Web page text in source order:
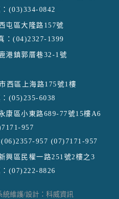
(03)334-0842
屯區大隆路157號
：(04)2327-1399
港鎮郭厝巷32-1號
西區上海路175號1樓
(05)235-6038
康區小東路689-77號15樓A6
957
(06)2357-957 (07)7171-957
興區民權一路251號2樓之3
(07)222-8826
統維護/設計：科威資訊